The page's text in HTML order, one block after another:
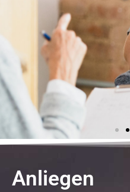
Anliegen